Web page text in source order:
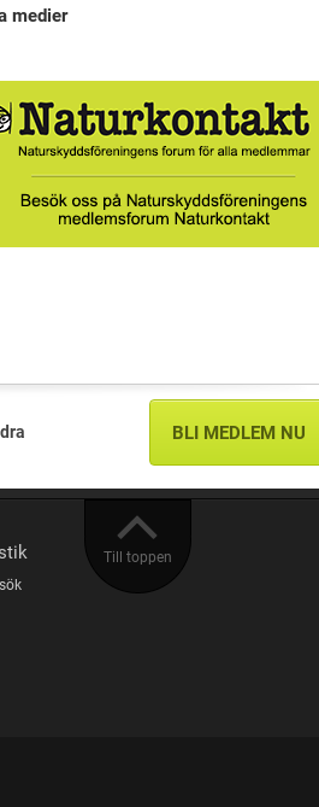
medier
BLI MEDLEM NU
Till toppen